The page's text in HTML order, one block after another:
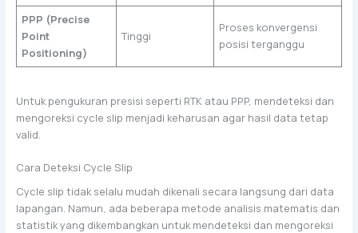
PPP (Precise
Point
Positioning)
Tinggi
Proses konvergensi
posisi terganggu
Untuk pengukuran presisi seperti RTK atau PPP, mendeteksi dan
mengoreksi cycle slip menjadi keharusan agar hasil data tetap
valid.
Cara Deteksi Cycle Slip
Cycle slip tidak selalu mudah dikenali secara langsung dari data
lapangan. Namun, ada beberapa metode analisis matematis dan
statistik yang dikembangkan untuk mendeteksi dan mengoreksi